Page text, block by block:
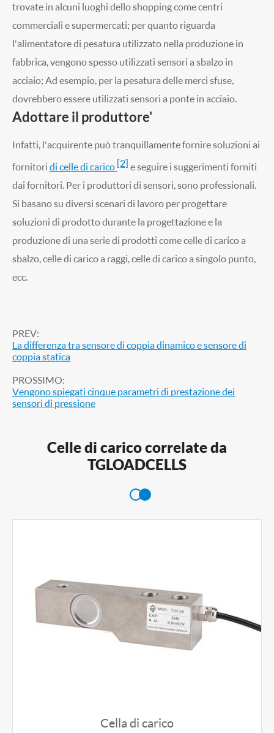
trovate in alcuni luoghi dello shopping come centri
commerciali e supermercati; per quanto riguarda
l'alimentatore di pesatura utilizzato nella produzione in
fabbrica, vengono spesso utilizzati sensori a sbalzo in
acciaio; Ad esempio, per la pesatura delle merci sfuse,
dovrebbero essere utilizzati sensori a ponte in acciaio.
Adottare il produttore'
Infatti, l'acquirente può tranquillamente fornire soluzioni ai
fornitori di celle di carico [2] e seguire i suggerimenti forniti
dai fornitori. Per i produttori di sensori, sono professionali.
Si basano su diversi scenari di lavoro per progettare
soluzioni di prodotto durante la progettazione e la
produzione di una serie di prodotti come celle di carico a
sbalzo, celle di carico a raggi, celle di carico a singolo punto,
ecc.
PREV:
La differenza tra sensore di coppia dinamico e sensore di
coppia statica
PROSSIMO:
Vengono spiegati cinque parametri di prestazione dei
sensori di pressione
Celle di carico correlate da
TGLOADCELLS
Cella di carico